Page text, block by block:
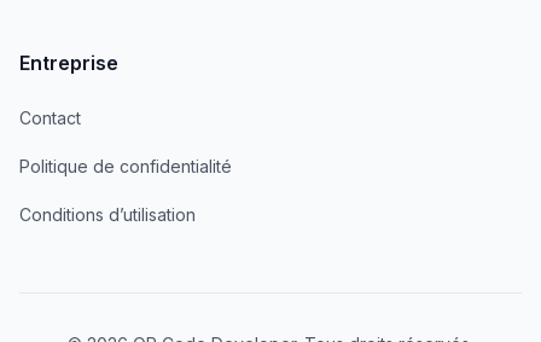
Entreprise
Contact
Politique de confidentialité
Conditions d’utilisation